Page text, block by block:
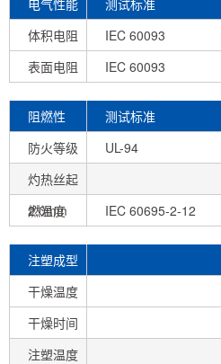
电气性能 测试标准
体积电阻
IEC 60093
表面电阻
IEC 60093
阻燃性 测试标准
防火等级
UL-94
灼热丝起
燃温度
2.0mm IEC 60695-2-12
注塑成型
条件
干燥温度
干燥时间
注塑温度